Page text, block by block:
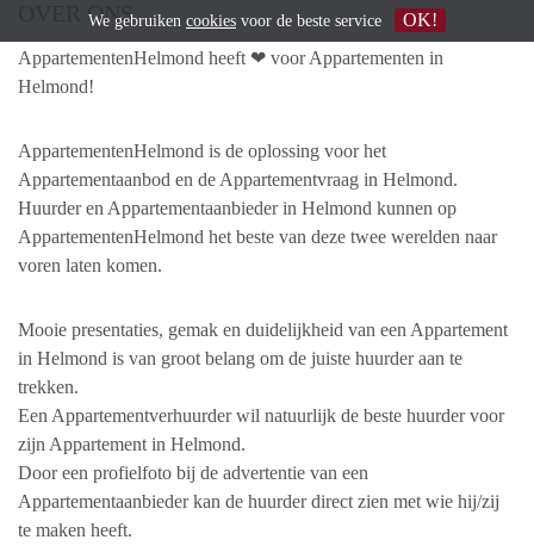
OVER ONS
AppartementenHelmond heeft ❤ voor Appartementen in
Helmond!
AppartementenHelmond is de oplossing voor het
Appartementaanbod en de Appartementvraag in Helmond.
Huurder en Appartementaanbieder in Helmond kunnen op
AppartementenHelmond het beste van deze twee werelden naar
voren laten komen.
Mooie presentaties, gemak en duidelijkheid van een Appartement
in Helmond is van groot belang om de juiste huurder aan te
trekken.
Een Appartementverhuurder wil natuurlijk de beste huurder voor
zijn Appartement in Helmond.
Door een profielfoto bij de advertentie van een
Appartementaanbieder kan de huurder direct zien met wie hij/zij
te maken heeft.
We gebruiken cookies voor de beste service OK!